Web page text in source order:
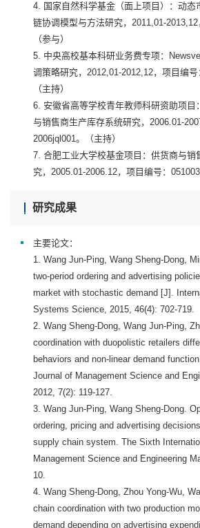
4. 国家自然科学基金（面上项目）：动态
链协调模型与方法研究，2011,01-2013,12
（参与）
5. 中央高校基本科研业务费专项：
调策略研究，2012,01-2012,12，项目编号
（主持）
6. 安徽省高等学校青年教师科研资助项目
与销售商生产库存系统研究，2006.01-
2006jql001。（主持）
7. 合肥工业大学校基金项目：供货商与销
究，2005.01-2006.12，项目编号：
研究成果
主要论文：
1. Wang Jun-Ping, Wang Sheng-Dong,
two-period ordering and advertising
market with stochastic demand [J].
Systems Science, 2015, 46(4): 702-719.
2. Wang Sheng-Dong, Wang Jun-Ping,
coordination with duopolistic retailers
behaviors and non-linear demand
Journal of Management Science and
2012, 7(2): 119-127.
3. Wang Jun-Ping, Wang Sheng-Dong.
ordering, pricing and advertising
supply chain system. The Sixth
Management Science and Engineering
10.
4. Wang Sheng-Dong, Zhou Yong-Wu,
chain coordination with two production
demand depending on advertising